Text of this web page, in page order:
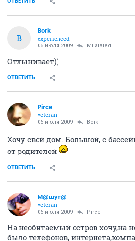
B
Bork
experienced
06 июля 2009 Milaialedi
Отлынивает))
ОТВЕТИТЬ
Pirce
veteran
06 июля 2009 Bork
Хочу свой дом. Большой, с
от родителей
ОТВЕТИТЬ
М@шут@
veteran
06 июля 2009 Pirce
На необитаемый остров хочу,на
было телефонов,